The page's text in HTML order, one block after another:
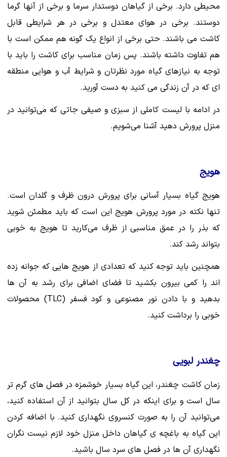
محیطی دارد. برخی از گیاهان دوستدار سرما و برخی از آنها گرما
دوستند. برخی در هوای معتدل و برخی در هر شرایطی قابل
کاشت می باشند. حتی برخی از انواع یک گونه هم ممکن است با
هم تفاوت داشته باشند. پس زمان مناسب برای کاشت را باید با
توجه به نیازهای گیاه مورد نظرتان و شرایط آب و هوایی منطقه
ای که در آن زندگی می کنید به دست آورید.
در ادامه با لیست کاملی از سبزی و صیفی جاتی که می‌توانید در
منزل پرورش دهید آشنا می‌شویم.
هویج
هویج گیاه بسیار آسانی برای پرورش درون ظرف و گلدان است.
تنها نکته در مورد پرورش هویج این است که باید مطمئن شوید
که بذر را در عمق مناسبی از ظرف می‌کارید تا هویج به خوبی
بتواند رشد کند.
همچنین باید توجه کنید که تعدادی از هویج هایی که جوانه زده
اند را کمی بیرون بکشید تا فضای اضافی برای رشد به آن ها
بدهید و با دادن نور مصنوعی و کود فسفر (TLC) محصولات
خوبی را برداشت کنید.
چغندر لبویی
زمان کاشت چغندر، این گیاه بسیار خوشمزه در فصل های گرم تر
سال است و برای اینکه در کل سال بتوانید از آن استفاده کنید،
می‌توانید آن را به صورت کنسروی نگهداری کنید. با اضافه کردن
این گیاه به باغچه ی گیاهان داخل منزل خود لازم نیست نگران
نگهداری آن ها در فصل های سرد سال باشید.